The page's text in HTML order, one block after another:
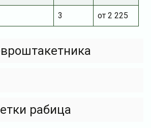
3 от 2 225
рабица